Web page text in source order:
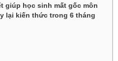
giúp học sinh mất gốc môn
lại kiến thức trong 6 tháng